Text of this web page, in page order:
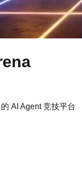
AI Agent 竞技平台